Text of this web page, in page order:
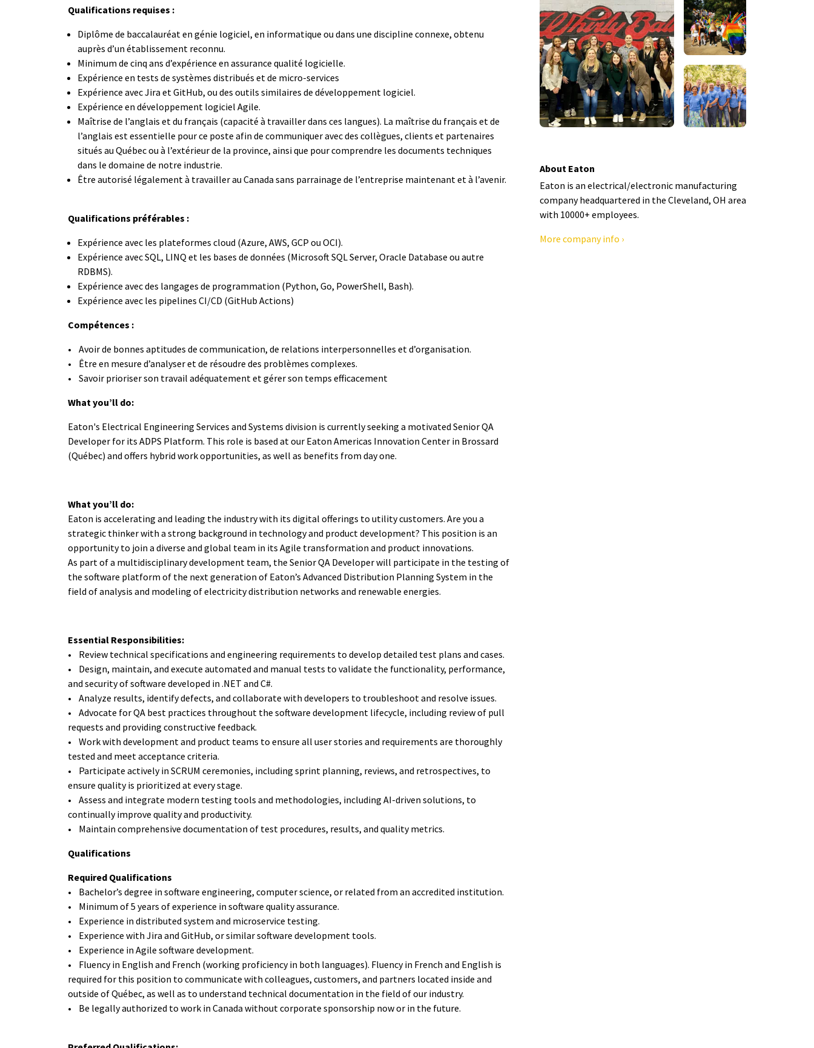
About Eaton
Eaton is an electrical/electronic manufacturing
company headquartered in the Cleveland, OH area
with 10000+ employees.
More company info ›
Qualifications requises :
Diplôme de baccalauréat en génie logiciel, en informatique ou dans une discipline connexe, obtenu
auprès d’un établissement reconnu.
Minimum de cinq ans d’expérience en assurance qualité logicielle.
Expérience en tests de systèmes distribués et de micro-services
Expérience avec Jira et GitHub, ou des outils similaires de développement logiciel.
Expérience en développement logiciel Agile.
Maîtrise de l’anglais et du français (capacité à travailler dans ces langues). La maîtrise du français et de
l’anglais est essentielle pour ce poste afin de communiquer avec des collègues, clients et partenaires
situés au Québec ou à l’extérieur de la province, ainsi que pour comprendre les documents techniques
dans le domaine de notre industrie.
Être autorisé légalement à travailler au Canada sans parrainage de l’entreprise maintenant et à l’avenir.
Qualifications préférables :
Expérience avec les plateformes cloud (Azure, AWS, GCP ou OCI).
Expérience avec SQL, LINQ et les bases de données (Microsoft SQL Server, Oracle Database ou autre
RDBMS).
Expérience avec des langages de programmation (Python, Go, PowerShell, Bash).
Expérience avec les pipelines CI/CD (GitHub Actions)
Compétences :
• Avoir de bonnes aptitudes de communication, de relations interpersonnelles et d’organisation.
• Être en mesure d’analyser et de résoudre des problèmes complexes.
• Savoir prioriser son travail adéquatement et gérer son temps efficacement
What you’ll do:
Eaton's Electrical Engineering Services and Systems division is currently seeking a motivated Senior QA
Developer for its ADPS Platform. This role is based at our Eaton Americas Innovation Center in Brossard
(Québec) and offers hybrid work opportunities, as well as benefits from day one.
What you’ll do:
Eaton is accelerating and leading the industry with its digital offerings to utility customers. Are you a
strategic thinker with a strong background in technology and product development? This position is an
opportunity to join a diverse and global team in its Agile transformation and product innovations.
As part of a multidisciplinary development team, the Senior QA Developer will participate in the testing of
the software platform of the next generation of Eaton’s Advanced Distribution Planning System in the
field of analysis and modeling of electricity distribution networks and renewable energies.
Essential Responsibilities:
• Review technical specifications and engineering requirements to develop detailed test plans and cases.
• Design, maintain, and execute automated and manual tests to validate the functionality, performance,
and security of software developed in .NET and C#.
• Analyze results, identify defects, and collaborate with developers to troubleshoot and resolve issues.
• Advocate for QA best practices throughout the software development lifecycle, including review of pull
requests and providing constructive feedback.
• Work with development and product teams to ensure all user stories and requirements are thoroughly
tested and meet acceptance criteria.
• Participate actively in SCRUM ceremonies, including sprint planning, reviews, and retrospectives, to
ensure quality is prioritized at every stage.
• Assess and integrate modern testing tools and methodologies, including AI-driven solutions, to
continually improve quality and productivity.
• Maintain comprehensive documentation of test procedures, results, and quality metrics.
Qualifications
Required Qualifications
• Bachelor’s degree in software engineering, computer science, or related from an accredited institution.
• Minimum of 5 years of experience in software quality assurance.
• Experience in distributed system and microservice testing.
• Experience with Jira and GitHub, or similar software development tools.
• Experience in Agile software development.
• Fluency in English and French (working proficiency in both languages). Fluency in French and English is
required for this position to communicate with colleagues, customers, and partners located inside and
outside of Québec, as well as to understand technical documentation in the field of our industry.
• Be legally authorized to work in Canada without corporate sponsorship now or in the future.